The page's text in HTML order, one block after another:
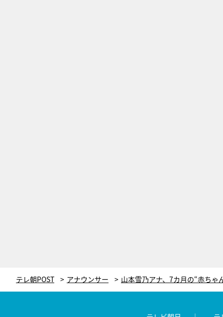
テレ朝POST アナウンサー